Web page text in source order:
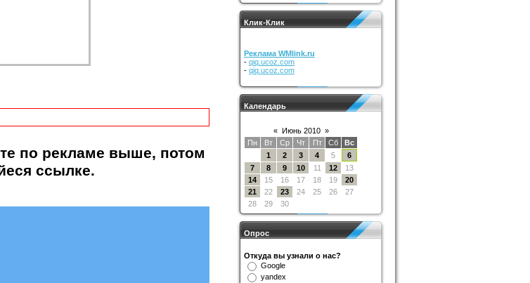
Клик-Клик
Реклама WMlink.ru
- qiq.ucoz.com
- qiq.ucoz.com
Календарь
« Июнь 2010 »
Пн
Вт Ср Чт Пт Сб
Вс
1
2 3 4 5
6
7
8 9 10 11 12
13
14
15 16 17 18 19
20
21
22 23 24 25 26
27
28
29 30
Опрос
Откуда вы узнали о нас?
Google
yandex
по рекламе выше, потом
ссылке.